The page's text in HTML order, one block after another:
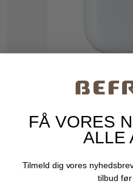
Apple AirPods 4. gen
FÅ VORES
ALLE
Tilmeld dig vores
tilbud